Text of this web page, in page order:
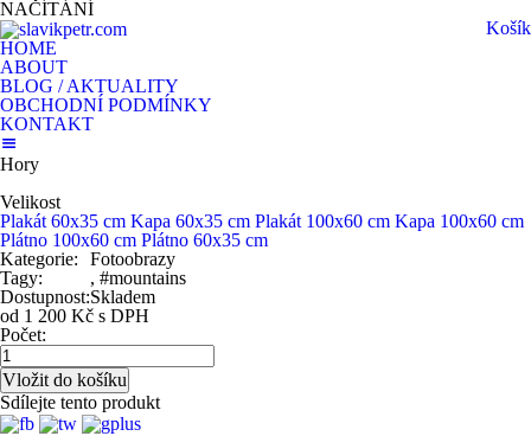
NAČÍTÁNÍ
Košík
HOME
ABOUT
BLOG / AKTUALITY
OBCHODNÍ PODMÍNKY
KONTAKT
Hory
Velikost
Plakát 60x35 cm Kapa 60x35 cm Plakát 100x60 cm Kapa 100x60 cm
Plátno 100x60 cm Plátno 60x35 cm
Kategorie:
Fotoobrazy
Tagy:
, #mountains
Dostupnost:Skladem
od 1 200 Kč s DPH
Počet:
Sdílejte tento produkt